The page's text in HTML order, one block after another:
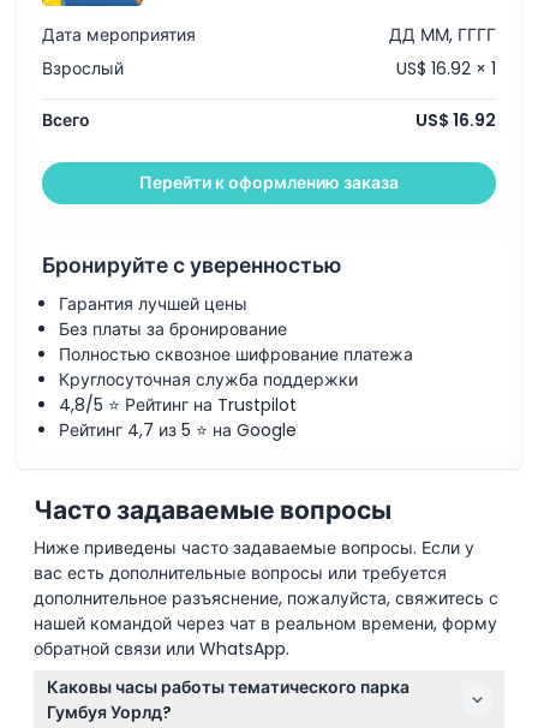
Дата мероприятия
ДД ММ, ГГГГ
Взрослый
US$ 16.92 × 1
Всего US$ 16.92
Перейти к оформлению заказа
Бронируйте с уверенностью
Гарантия лучшей цены
Без платы за бронирование
Полностью сквозное шифрование платежа
Круглосуточная служба поддержки
4,8/5 ⭐ Рейтинг на Trustpilot
Рейтинг 4,7 из 5 ⭐ на Google
Часто задаваемые вопросы
Ниже приведены часто задаваемые вопросы. Если у
вас есть дополнительные вопросы или требуется
дополнительное разъяснение, пожалуйста, свяжитесь с
нашей командой через чат в реальном времени, форму
обратной связи или WhatsApp.
Каковы часы работы тематического парка
Гумбуя Уорлд?